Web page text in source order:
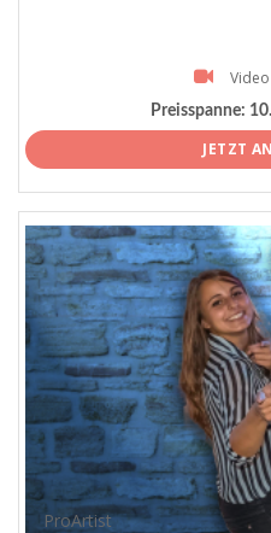
Preisspanne:
JETZT
ProArtist